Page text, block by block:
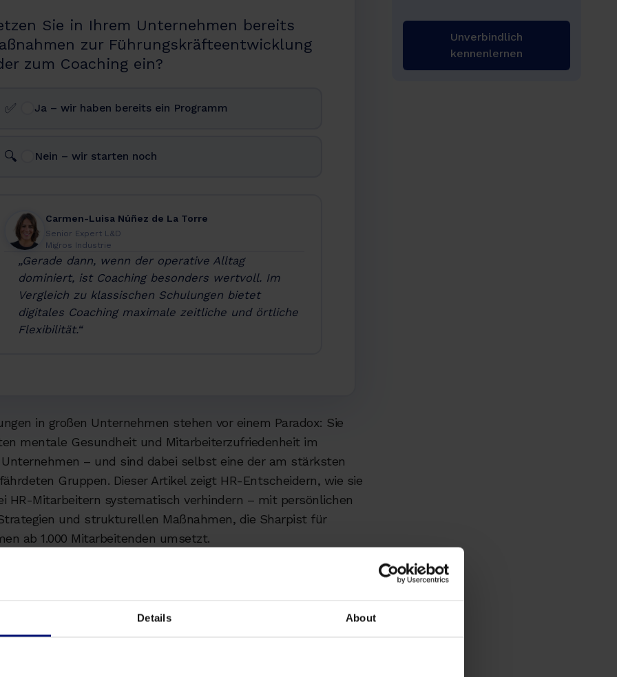
Details About
Sie in Ihrem Unternehmen bereits
zur Führungskräfteentwicklung
zum Coaching ein?
✅ Ja – wir haben bereits ein Programm
🔍 Nein – wir starten noch
Carmen-Luisa Núñez de La Torre
Senior Expert L&D
Migros Industrie
„Gerade dann, wenn der operative Alltag
dominiert, ist Coaching besonders wertvoll. Im
Vergleich zu klassischen Schulungen bietet
digitales Coaching maximale zeitliche und örtliche
Flexibilität.“
in großen Unternehmen stehen vor einem Paradox: Sie
mentale Gesundheit und Mitarbeiterzufriedenheit im
– und sind dabei selbst eine der am stärksten
Gruppen. Dieser Artikel zeigt HR-Entscheidern, wie sie
HR-Mitarbeitern systematisch verhindern – mit persönlichen
und strukturellen Maßnahmen, die Sharpist für
ab 1.000 Mitarbeitenden umsetzt.
94 % der HR-Verantwortlichen fühlen sich
– während sie gleichzeitig mentale Gesundheit im
Unverbindlich
kennenlernen